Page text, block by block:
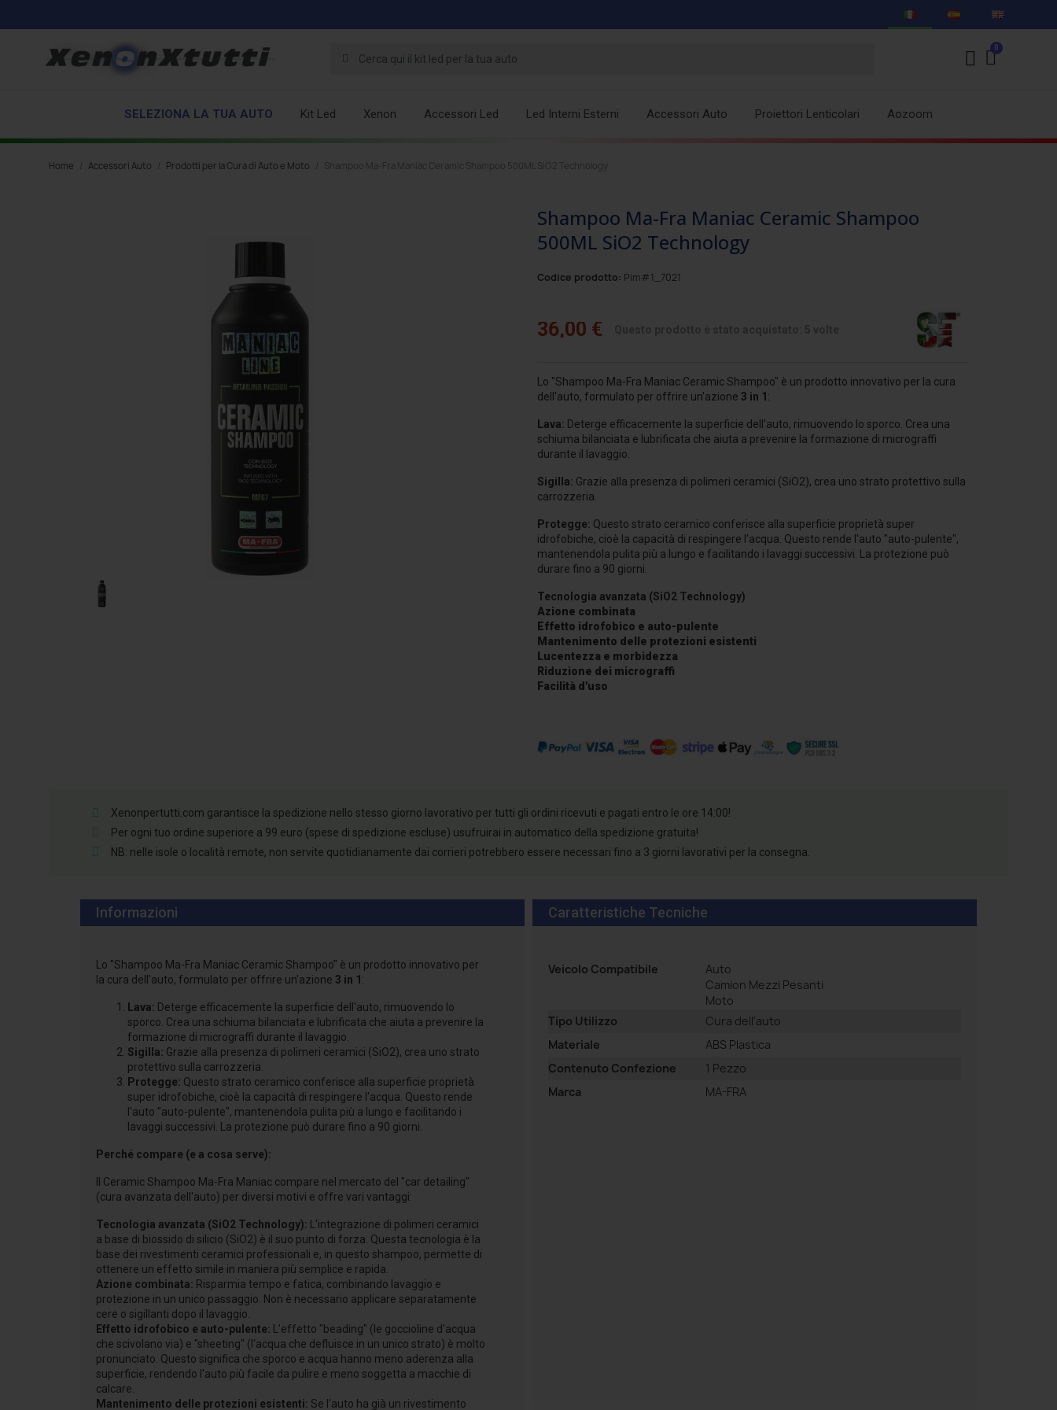
SELEZIONA LA TUA AUTO Kit Led Xenon Accessori Led Led Interni Esterni Accessori Auto Proiettori Lenticolari Aozoom
Home Accessori Auto Prodotti per la Cura di Auto e Moto Shampoo Ma-Fra Maniac Ceramic Shampoo 500ML SiO2 Technology
Shampoo Ma-Fra Maniac Ceramic Shampoo
500ML SiO2 Technology
Codice prodotto: Pim#1_7021
36,00 €
Lo "Shampoo Ma-Fra Maniac Ceramic Shampoo" è un prodotto innovativo per la cura
dell'auto, formulato per offrire un'azione 3 in 1 :
Lava: Deterge efficacemente la superficie dell'auto, rimuovendo lo sporco. Crea una
schiuma bilanciata e lubrificata che aiuta a prevenire la formazione di micrograffi
durante il lavaggio.
Sigilla: Grazie alla presenza di polimeri ceramici (SiO2), crea uno strato protettivo sulla
carrozzeria.
Protegge: Questo strato ceramico conferisce alla superficie proprietà super
idrofobiche, cioè la capacità di respingere l'acqua. Questo rende l'auto "auto-pulente",
mantenendola pulita più a lungo e facilitando i lavaggi successivi. La protezione può
durare fino a 90 giorni.
Tecnologia avanzata (SiO2 Technology)
Azione combinata
Effetto idrofobico e auto-pulente
Mantenimento delle protezioni esistenti
Lucentezza e morbidezza
Riduzione dei micrograffi
Facilità d'uso
Xenonpertutti.com garantisce la spedizione nello stesso giorno lavorativo per tutti gli ordini ricevuti e pagati entro le ore 14:00!
Per ogni tuo ordine superiore a 99 euro (spese di spedizione escluse) usufruirai in automatico della spedizione gratuita!
NB: nelle isole o località remote, non servite quotidianamente dai corrieri potrebbero essere necessari fino a 3 giorni lavorativi per la consegna.
Informazioni
Lo "Shampoo Ma-Fra Maniac Ceramic Shampoo" è un prodotto innovativo per
la cura dell'auto, formulato per offrire un'azione 3 in 1 :
Lava: Deterge efficacemente la superficie dell'auto, rimuovendo lo
sporco. Crea una schiuma bilanciata e lubrificata che aiuta a prevenire la
formazione di micrograffi durante il lavaggio.
Sigilla: Grazie alla presenza di polimeri ceramici (SiO2), crea uno strato
protettivo sulla carrozzeria.
Protegge: Questo strato ceramico conferisce alla superficie proprietà
super idrofobiche, cioè la capacità di respingere l'acqua. Questo rende
l'auto "auto-pulente", mantenendola pulita più a lungo e facilitando i
lavaggi successivi. La protezione può durare fino a 90 giorni.
Perché compare (e a cosa serve):
Il Ceramic Shampoo Ma-Fra Maniac compare nel mercato del "car detailing"
(cura avanzata dell'auto) per diversi motivi e offre vari vantaggi:
Tecnologia avanzata (SiO2 Technology): L'integrazione di polimeri ceramici
a base di biossido di silicio (SiO2) è il suo punto di forza. Questa tecnologia è la
base dei rivestimenti ceramici professionali e, in questo shampoo, permette di
ottenere un effetto simile in maniera più semplice e rapida.
Azione combinata: Risparmia tempo e fatica, combinando lavaggio e
protezione in un unico passaggio. Non è necessario applicare separatamente
cere o sigillanti dopo il lavaggio.
Effetto idrofobico e auto-pulente: L'effetto "beading" (le goccioline d'acqua
che scivolano via) e "sheeting" (l'acqua che defluisce in un unico strato) è molto
pronunciato. Questo significa che sporco e acqua hanno meno aderenza alla
superficie, rendendo l'auto più facile da pulire e meno soggetta a macchie di
calcare.
Mantenimento delle protezioni esistenti: Se l'auto ha già un rivestimento
Caratteristiche Tecniche
Veicolo Compatibile
Auto
Camion Mezzi Pesanti
Moto
Tipo Utilizzo
Cura dell'auto
Materiale
ABS Plastica
Contenuto Confezione
1 Pezzo
Marca
MA-FRA